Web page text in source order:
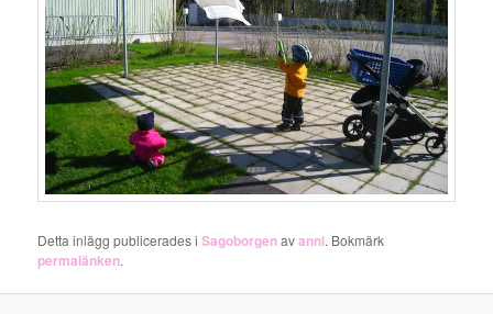
Detta inlägg publicerades iSagoborgenavanni. Bokmärk
permalänken.